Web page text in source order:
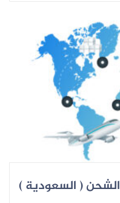
الشحن ( السعودية )